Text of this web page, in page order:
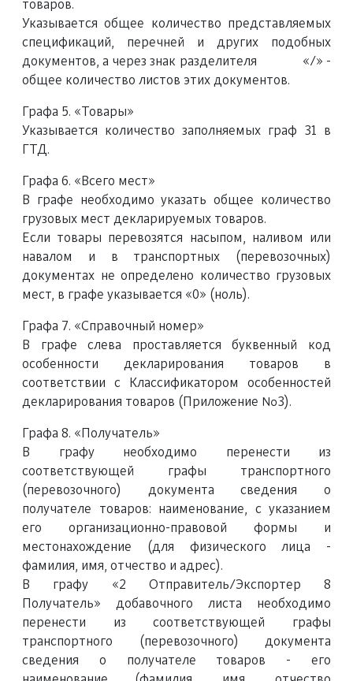
товаров.
Указывается общее количество представляемых
спецификаций, перечней и других подобных
документов, а через знак разделителя «/» -
общее количество листов этих документов.
Графа 5. «Товары»
Указывается количество заполняемых граф 31 в
ГТД.
Графа 6. «Всего мест»
В графе необходимо указать общее количество
грузовых мест декларируемых товаров.
Если товары перевозятся насыпом, наливом или
навалом и в транспортных (перевозочных)
документах не определено количество грузовых
мест, в графе указывается «0» (ноль).
Графа 7. «Справочный номер»
В графе слева проставляется буквенный код
особенности декларирования товаров в
соответствии с Классификатором особенностей
декларирования товаров (Приложение №3).
Графа 8. «Получатель»
В графу необходимо перенести из
соответствующей графы транспортного
(перевозочного) документа сведения о
получателе товаров: наименование, с указанием
его организационно-правовой формы и
местонахождение (для физического лица -
фамилия, имя, отчество и адрес).
В графу «2 Отправитель/Экспортер 8
Получатель» добавочного листа необходимо
перенести из соответствующей графы
транспортного (перевозочного) документа
сведения о получателе товаров - его